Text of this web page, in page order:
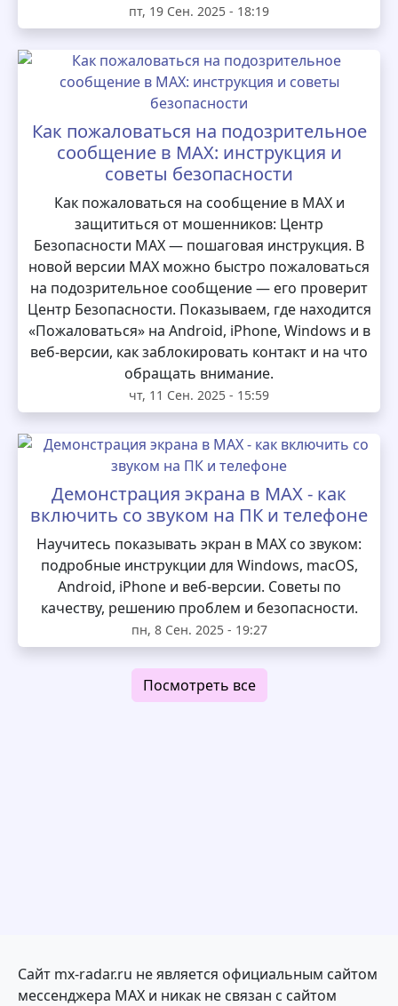
пт, 19 Сен. 2025 - 18:19
Как пожаловаться на подозрительное
сообщение в MAX: инструкция и
советы безопасности
Как пожаловаться на сообщение в MAX и
защититься от мошенников: Центр
Безопасности MAX — пошаговая инструкция. В
новой версии MAX можно быстро пожаловаться
на подозрительное сообщение — его проверит
Центр Безопасности. Показываем, где находится
«Пожаловаться» на Android, iPhone, Windows и в
веб-версии, как заблокировать контакт и на что
обращать внимание.
чт, 11 Сен. 2025 - 15:59
Демонстрация экрана в MAX - как
включить со звуком на ПК и телефоне
Научитесь показывать экран в MAX со звуком:
подробные инструкции для Windows, macOS,
Android, iPhone и веб-версии. Советы по
качеству, решению проблем и безопасности.
пн, 8 Сен. 2025 - 19:27
Посмотреть все
Сайт mx-radar.ru не является официальным сайтом
мессенджера MAX и никак не связан с сайтом